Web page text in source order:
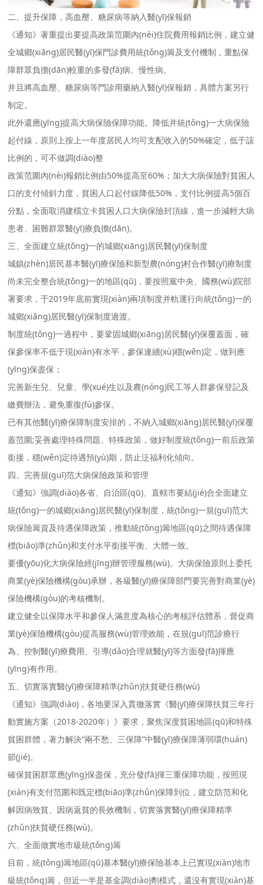
二、提升保障，高血壓、糖尿病等納入醫(yī)保報銷
《通知》著重提出要提高政策范圍內(nèi)住院費用報銷比例，建立健
全城鄉(xiāng)居民醫(yī)保門診費用統(tǒng)籌及支付機制，重點保
障群眾負擔(dān)較重的多發(fā)病、慢性病。
并且將高血壓、糖尿病等門診用藥納入醫(yī)保報銷，具體方案另行
制定。
此外還應(yīng)提高大病保險保障功能。降低并統(tǒng)一大病保險
起付線，原則上按上一年度居民人均可支配收入的50%確定，低于該
比例的，可不做調(diào)整
政策范圍內(nèi)報銷比例由50%提高至60%；加大大病保險對貧困人
口的支付傾斜力度，貧困人口起付線降低50%，支付比例提高5個百
分點，全面取消建檔立卡貧困人口大病保險封頂線，進一步減輕大病
患者、困難群眾醫(yī)療負擔(dān)。
三、全面建立統(tǒng)一的城鄉(xiāng)居民醫(yī)保制度
城鎮(zhèn)居民基本醫(yī)療保險和新型農(nóng)村合作醫(yī)療制度
尚未完全整合統(tǒng)一的地區(qū)，要按照黨中央、國務(wù)院部
署要求，于2019年底前實現(xiàn)兩項制度并軌運行向統(tǒng)一的
城鄉(xiāng)居民醫(yī)保制度過渡。
制度統(tǒng)一過程中，要鞏固城鄉(xiāng)居民醫(yī)保覆蓋面，確
保參保率不低于現(xiàn)有水平，參保連續(xù)穩(wěn)定，做到應
(yīng)保盡保；
完善新生兒、兒童、學(xué)生以及農(nóng)民工等人群參保登記及
繳費辦法，避免重復(fù)參保。
已有其他醫(yī)療保障制度安排的，不納入城鄉(xiāng)居民醫(yī)保覆
蓋范圍;妥善處理特殊問題、特殊政策，做好制度統(tǒng)一前后政策
銜接，穩(wěn)定待遇預(yù)期，防止泛福利化傾向。
四、完善規(guī)范大病保險政策和管理
《通知》強調(diào)各省、自治區(qū)、直轄市要結(jié)合全面建立
統(tǒng)一的城鄉(xiāng)居民醫(yī)保制度，統(tǒng)一規(guī)范大
病保險籌資及待遇保障政策，推動統(tǒng)籌地區(qū)之間待遇保障
標(biāo)準(zhǔn)和支付水平銜接平衡、大體一致。
要優(yōu)化大病保險經(jīng)辦管理服務(wù)。大病保險原則上委托
商業(yè)保險機構(gòu)承辦，各級醫(yī)療保障部門要完善對商業(yè)
保險機構(gòu)的考核機制。
建立健全以保障水平和參保人滿意度為核心的考核評估體系，督促商
業(yè)保險機構(gòu)提高服務(wù)管理效能，在規(guī)范診療行
為、控制醫(yī)療費用、引導(dǎo)合理就醫(yī)等方面發(fā)揮應
(yīng)有作用。
五、切實落實醫(yī)療保障精準(zhǔn)扶貧硬任務(wù)
《通知》強調(diào)，各地要深入貫徹落實《醫(yī)療保障扶貧三年行
動實施方案（2018-2020年）》要求，聚焦深度貧困地區(qū)和特殊
貧困群體，著力解決“兩不愁、三保障”中醫(yī)療保障薄弱環(huán)
節(jié)。
確保貧困群眾應(yīng)保盡保，充分發(fā)揮三重保障功能，按照現
(xiàn)有支付范圍和既定標(biāo)準(zhǔn)保障到位，建立防范和化
解因病致貧、因病返貧的長效機制，切實落實醫(yī)療保障精準
(zhǔn)扶貧硬任務(wù)。
六、全面做實地市級統(tǒng)籌
目前，統(tǒng)籌地區(qū)基本醫(yī)療保險基本上已實現(xiàn)地市
級統(tǒng)籌，但近一半是基金調(diào)劑模式，還沒有實現(xiàn)基